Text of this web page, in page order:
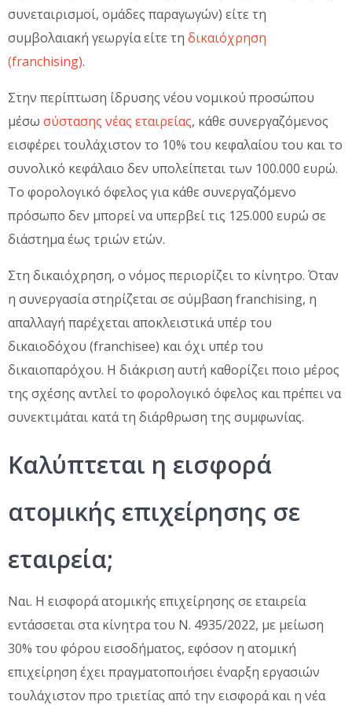
συνεταιρισμοί, ομάδες παραγωγών) είτε τη
συμβολαιακή γεωργία είτε τη δικαιόχρηση
(franchising).
Στην περίπτωση ίδρυσης νέου νομικού προσώπου
μέσω σύστασης νέας εταιρείας, κάθε συνεργαζόμενος
εισφέρει τουλάχιστον το 10% του κεφαλαίου του και το
συνολικό κεφάλαιο δεν υπολείπεται των 100.000 ευρώ.
Το φορολογικό όφελος για κάθε συνεργαζόμενο
πρόσωπο δεν μπορεί να υπερβεί τις 125.000 ευρώ σε
διάστημα έως τριών ετών.
Στη δικαιόχρηση, ο νόμος περιορίζει το κίνητρο. Όταν
η συνεργασία στηρίζεται σε σύμβαση franchising, η
απαλλαγή παρέχεται αποκλειστικά υπέρ του
δικαιοδόχου (franchisee) και όχι υπέρ του
δικαιοπαρόχου. Η διάκριση αυτή καθορίζει ποιο μέρος
της σχέσης αντλεί το φορολογικό όφελος και πρέπει να
συνεκτιμάται κατά τη διάρθρωση της συμφωνίας.
Καλύπτεται η εισφορά
ατομικής επιχείρησης σε
εταιρεία;
Ναι. Η εισφορά ατομικής επιχείρησης σε εταιρεία
εντάσσεται στα κίνητρα του Ν. 4935/2022, με μείωση
30% του φόρου εισοδήματος, εφόσον η ατομική
επιχείρηση έχει πραγματοποιήσει έναρξη εργασιών
τουλάχιστον προ τριετίας από την εισφορά και η νέα